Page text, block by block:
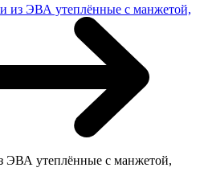
из ЭВА утеплённые с манжетой,